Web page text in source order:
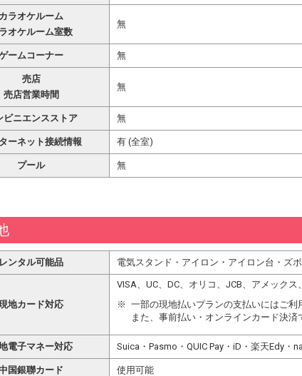
カラオケルーム
オケルーム室数
無
ームコーナー 無
売店
売店営業時間
無
ビニエンスストア 無
ーネット接続情報 有 (全室)
プール 無
レンタル可能品 電気スタンド・アイロン・アイロン台・ズ
地カード対応
VISA、UC、DC、オリコ、JCB、アメック
一部の現地払いプランの支払いにはご利
また、事前払い・オンラインカード決
電子マネー対応 Suica・Pasmo・QUIC Pay・iD・楽天Edy
国銀聯カード 使用可能